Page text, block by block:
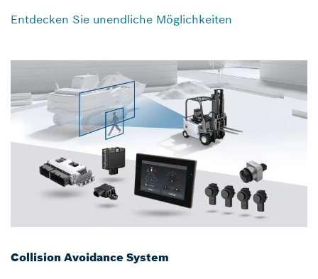
Entdecken Sie unendliche Möglichkeiten
Collision Avoidance System